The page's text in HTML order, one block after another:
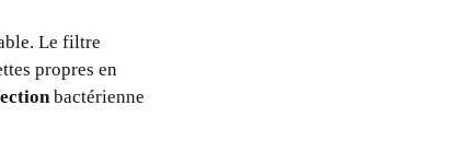
Le filtre
propres en
bactérienne